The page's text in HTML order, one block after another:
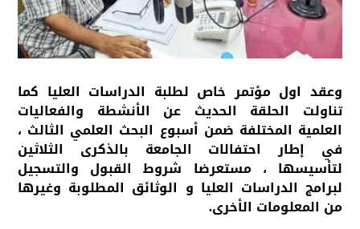
وعقد اول مؤتمر خاص لطلبة الدراسات العليا كما
تناولت الحلقة الحديث عن الأنشطة والفعاليات
العلمية المختلفة ضمن أسبوع البحث العلمي الثالث ،
في إطار احتفالات الجامعة بالذكرى الثلاثين
لتأسيسها ، مستعرضا شروط القبول والتسجيل
لبرامج الدراسات العليا و الوثائق المطلوبة وغيرها
من المعلومات الأخرى.